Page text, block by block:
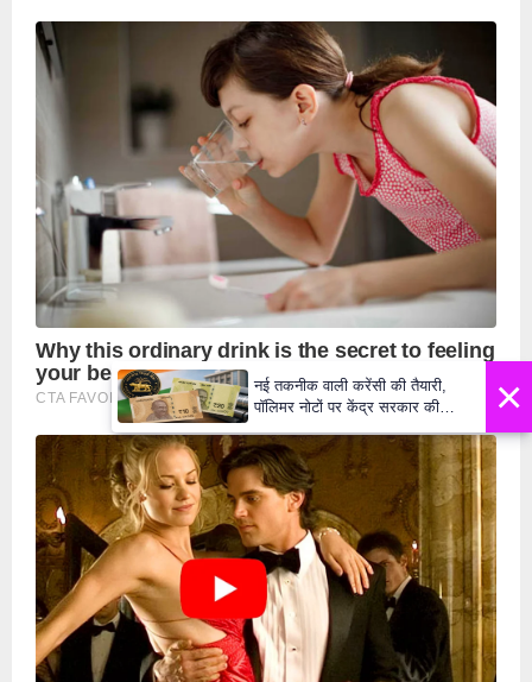
×
नई तकनीक वाली करेंसी की तैयारी,
पॉलिमर नोटों पर केंद्र सरकार की
₹10 और ₹20 के नोट - Daily Lok
Manch PM Modi U